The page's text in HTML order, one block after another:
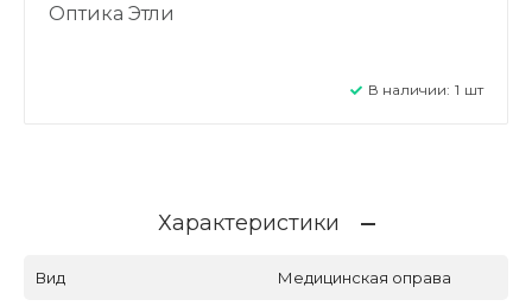
Оптика Этли
В наличии: 1 шт
Характеристики
Вид Медицинская оправа